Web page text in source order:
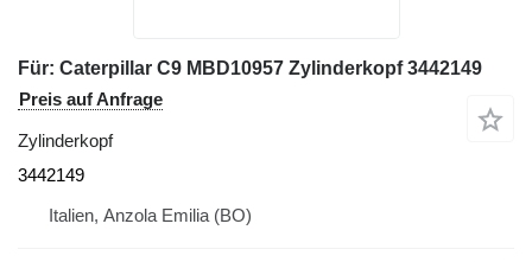
Für: Caterpillar C9 MBD10957 Zylinderkopf 3442149
Preis auf Anfrage
Zylinderkopf
3442149
Italien, Anzola Emilia (BO)